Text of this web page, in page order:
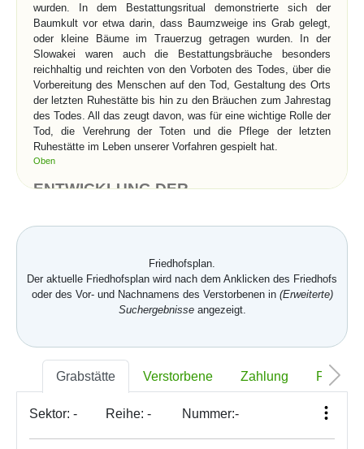
wurden. In dem Bestattungsritual demonstrierte sich der
Baumkult vor etwa darin, dass Baumzweige ins Grab gelegt,
oder kleine Bäume im Trauerzug getragen wurden. In der
Slowakei waren auch die Bestattungsbräuche besonders
reichhaltig und reichten von den Vorboten des Todes, über die
Vorbereitung des Menschen auf den Tod, Gestaltung des Orts
der letzten Ruhestätte bis hin zu den Bräuchen zum Jahrestag
des Todes. All das zeugt davon, was für eine wichtige Rolle der
Tod, die Verehrung der Toten und die Pflege der letzten
Ruhestätte im Leben unserer Vorfahren gespielt hat.
Oben
ENTWICKLUNG DER
Zu den ältesten Zeugnissen menschlicher Zivilisation zählen
den bedeutendsten Sepulkralbauten in der Geschichte zählen
wohl die königlichen Grabstätten in Ägypten – die Pyramiden
und Steingräber im Tal der Könige. Die Römer entwickelten ein
soziales System für die Bestattungen. Bestattungsvereine
stets je zwei Urnen mit der Asche in die Nischen eingelassen
wurden. Die Katakomben in Rom sind unterirdische Friedhöfe
für die Körperbestattung und hängen mit dem Übergang von
der Feuerbestattung zur Körperbestattung im 2. Jahrhundert n.
Chr. zusammen. Unter Einfluss des Christentums setzte sich
Europa zunehmend durch, was auf den Glauben an die
Friedhofsplan.
Der aktuelle Friedhofsplan wird nach dem Anklicken des Friedhofs
oder des Vor- und Nachnamens des Verstorbenen in (Erweiterte)
Suchergebnisseangezeigt.
Grabstätte Verstorbene Zahlung Foto
Sektor: - Reihe: - Nummer:-